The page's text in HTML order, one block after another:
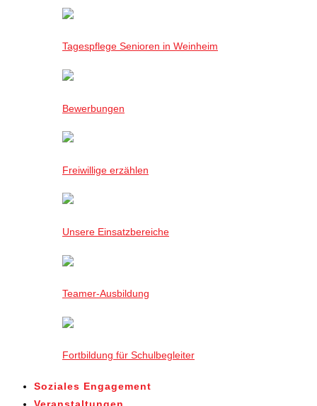
Tagespflege Senioren in Weinheim
Bewerbungen
Freiwillige erzählen
Unsere Einsatzbereiche
Teamer-Ausbildung
Fortbildung für Schulbegleiter
Soziales Engagement